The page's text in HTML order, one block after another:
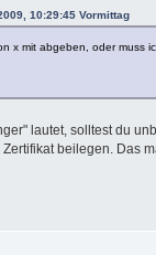
10:29:45 Vormittag
x mit abgeben, oder muss
lautet, solltest du
beilegen. Das